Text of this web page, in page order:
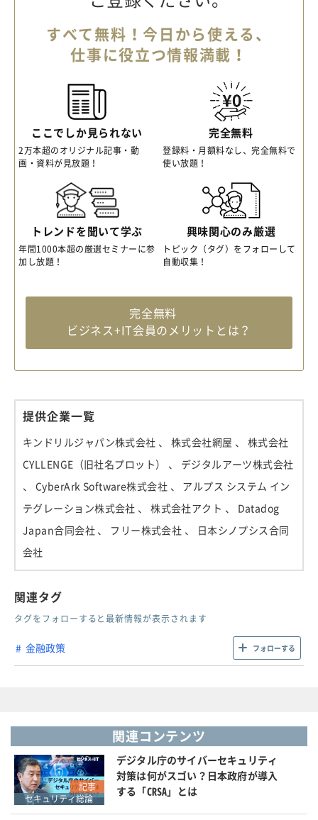
すべて無料！今日から使える、
仕事に役立つ情報満載！
ここでしか見られない
2万本超のオリジナル記事・動
画・資料が見放題！
完全無料
登録料・月額料なし、完全無料で
使い放題！
トレンドを聞いて学ぶ
年間1000本超の厳選セミナーに参
加し放題！
興味関心のみ厳選
トピック（タグ）をフォローして
自動収集！
完全無料
ビジネス+IT会員のメリットとは？
提供企業一覧
キンドリルジャパン株式会社 、 株式会社網屋 、 株式会社
CYLLENGE（旧社名プロット） 、 デジタルアーツ株式会社
、 CyberArk Software株式会社 、 アルプス システム イン
テグレーション株式会社 、 株式会社アクト 、 Datadog
Japan合同会社 、 フリー株式会社 、 日本シノプシス合同
会社
関連タグ
タグをフォローすると最新情報が表示されます
金融政策 フォローする
関連コンテンツ
記事
セキュリティ総論
デジタル庁のサイバーセキュリティ
対策は何がスゴい？日本政府が導入
する「CRSA」とは